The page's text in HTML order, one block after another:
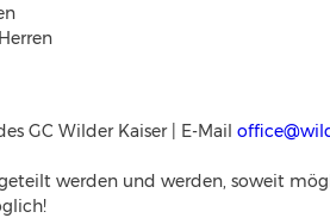
GC Wilder Kaiser | E-Mail
werden und werden, soweit